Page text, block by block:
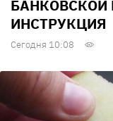
ИНСТРУКЦИЯ
Сегодня 10:08